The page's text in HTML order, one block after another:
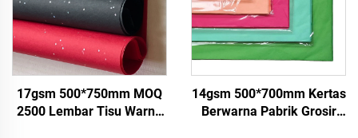
17gsm 500*750mm MOQ
2500 Lembar Tisu Warna
14gsm 500*700mm Kertas
Berwarna Pabrik Grosir